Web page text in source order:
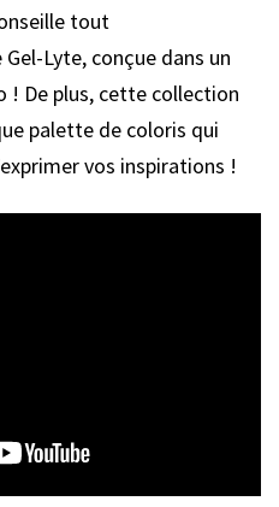
tout
Lyte, conçue dans un
De plus, cette collection
palette de coloris qui
vos inspirations !